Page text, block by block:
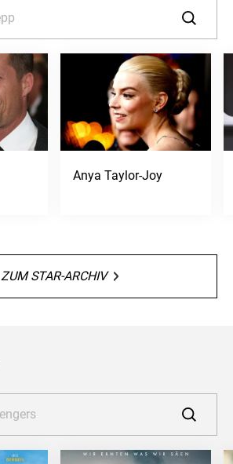
Anya Taylor-Joy
ZUM STAR-ARCHIV